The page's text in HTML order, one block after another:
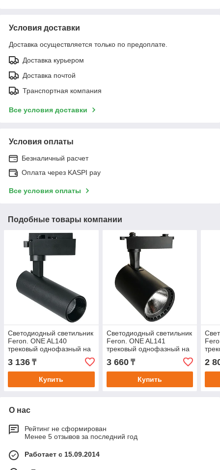
Условия доставки
Доставка осуществляется только по предоплате.
Доставка курьером
Доставка почтой
Транспортная компания
Все условия доставки
Условия оплаты
Безналичный расчет
Оплата через KASPI pay
Все условия оплаты
Подобные товары компании
Светодиодный светильник
Feron. ONE AL140
трековый однофазный на
шинопровод 14W 4000K
35 градусов черный
3 136 ₸
Купить
Светодиодный светильник
Feron. ONE AL141
трековый однофазный на
шинопровод 18W 4000K
35 градусов черный
3 660₸
Купить
35
2
О нас
Рейтинг не сформирован
Менее 5 отзывов за последний год
Работает с 15.09.2014